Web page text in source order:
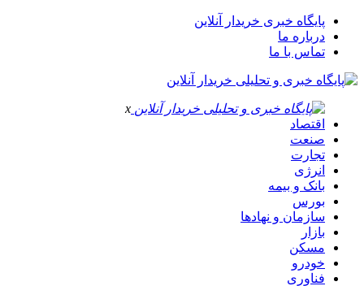
پایگاه خبری خریدار آنلاین
درباره ما
تماس با ما
x
اقتصاد
صنعت
تجارت
انرژی
بانک و بیمه
بورس
سازمان و نهادها
بازار
مسکن
خودرو
فناوری